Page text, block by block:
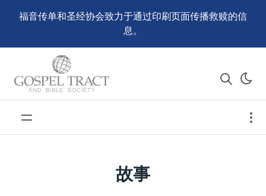
福音传单和圣经协会致力于通过印刷页面传播救赎的信
息。
故事